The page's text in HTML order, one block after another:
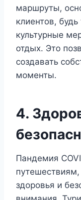
маршруты,
клиентов,
культурные
отдых. Это
создавать
моменты.
4.
Пандемия
здоровья и